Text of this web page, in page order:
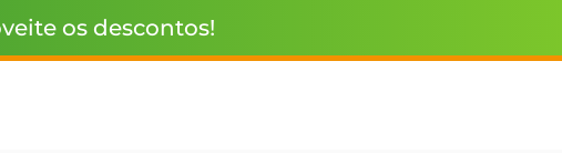
os descontos!